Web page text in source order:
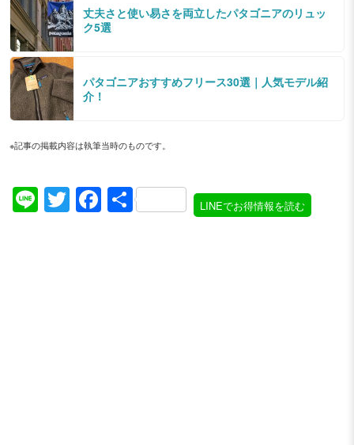
丈夫さと使い易さを両立したパタゴニアのリュッ
ク5選
パタゴニアおすすめフリース30選｜人気モデル紹
介！
※記事の掲載内容は執筆当時のものです。
LineTwitter
Facebook
共
有
LINEでお得情報を読む